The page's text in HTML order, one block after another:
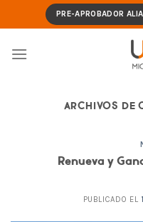
to
PRE-APROBADOR
ARCHIVOS DE
Renueva y
PUBLICADO EL